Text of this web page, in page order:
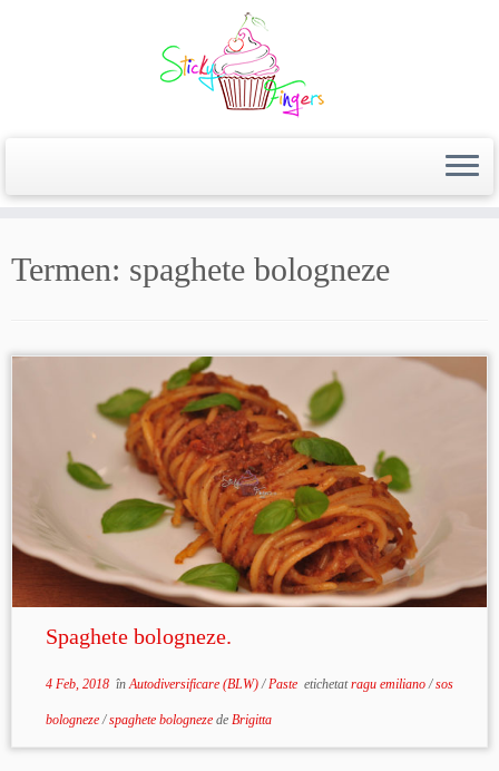
Termen: spaghete bologneze
Spaghete bologneze.
4 Feb, 2018înAutodiversificare (BLW)/Paste etichetatragu emiliano/sos
bologneze/spaghete bologneze de Brigitta